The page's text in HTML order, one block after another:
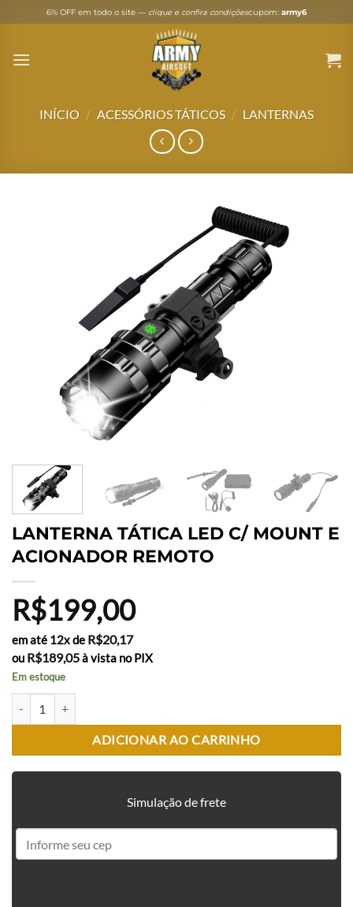
to
6% OFF em todo o site — clique e confira condiçõescupom: army6
INÍCIO / ACESSÓRIOS TÁTICOS / LANTERNAS
LANTERNA TÁTICA LED C/ MOUNT E
ACIONADOR REMOTO
R$199,00
em até 12x de R$20,17
ou R$189,05à vista no PIX
Em estoque
ADICIONAR AO CARRINHO
Simulação de frete